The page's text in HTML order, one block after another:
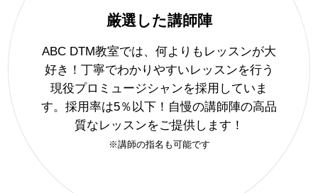
厳選した講師陣
ABC DTM教室では、何よりもレッスンが大
好き！丁寧でわかりやすいレッスンを行う
現役プロミュージシャンを採用していま
す。採用率は5％以下！自慢の講師陣の高品
質なレッスンをご提供します！
※講師の指名も可能です